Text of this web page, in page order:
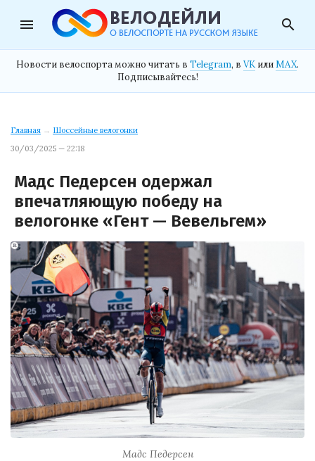
menu search
Новости велоспорта можно читать в Telegram, в VK илиMAX.
Подписывайтесь!
Главная → Шоссейные велогонки
30/03/2025 — 22:18
Мадс Педерсен одержал
впечатляющую победу на
велогонке «Гент — Вевельгем»
Мадс Педерсен